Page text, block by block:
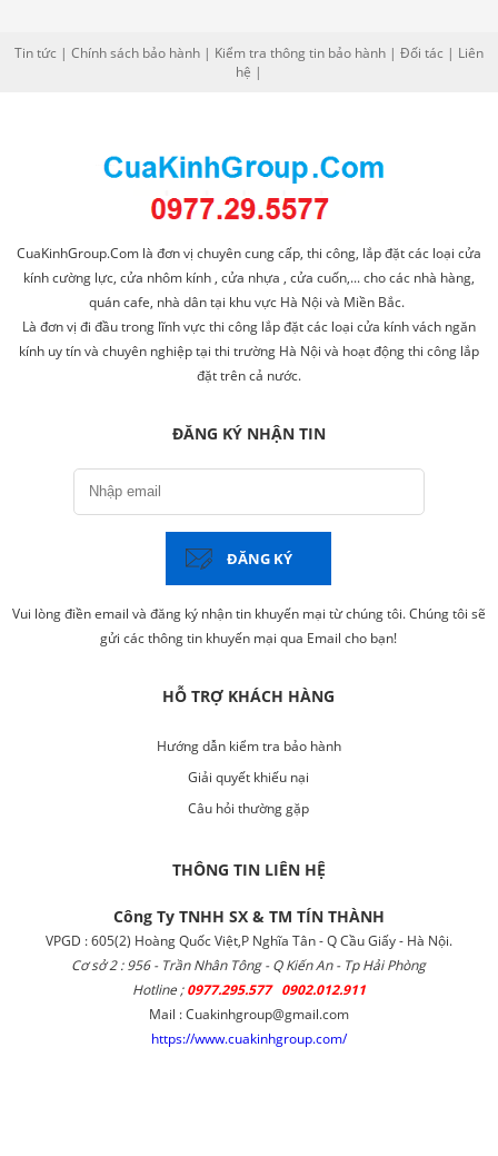
Tin tức | Chính sách bảo hành| Kiểm tra thông tin bảo hành| Đối tác | Liên
hệ |
CuaKinhGroup.Com là đơn vị chuyên cung cấp, thi công, lắp đặt các loại cửa
kính cường lực, cửa nhôm kính , cửa nhựa , cửa cuốn,... cho các nhà hàng,
quán cafe, nhà dân tại khu vực Hà Nội và Miền Bắc.
Là đơn vị đi đầu trong lĩnh vực thi công lắp đặt các loại cửa kính vách ngăn
kính uy tín và chuyên nghiệp tại thi trường Hà Nội và hoạt động thi công lắp
đặt trên cả nước.
ĐĂNG KÝ NHẬN TIN
ĐĂNG KÝ
Vui lòng điền email và đăng ký nhận tin khuyến mại từ chúng tôi. Chúng tôi sẽ
gửi các thông tin khuyến mại qua Email cho bạn!
HỖ TRỢ KHÁCH HÀNG
Hướng dẫn kiểm tra bảo hành
Giải quyết khiếu nại
Câu hỏi thường gặp
THÔNG TIN LIÊN HỆ
Công Ty TNHH SX & TM TÍN THÀNH
VPGD : 605(2) Hoàng Quốc Việt,P Nghĩa Tân - Q Cầu Giấy - Hà Nội.
Cơ sở 2 : 956 - Trần Nhân Tông - Q Kiến An - Tp Hải Phòng
Hotline ; 0977.295.577 0902.012.911
Mail : Cuakinhgroup@gmail.com
https://www.cuakinhgroup.com/